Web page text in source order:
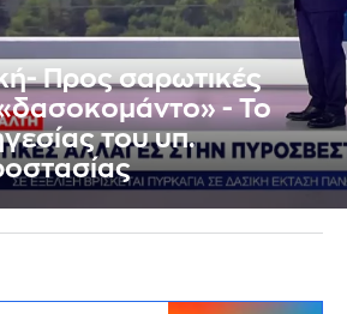
Προς σαρωτικές
- Το
του υπ.